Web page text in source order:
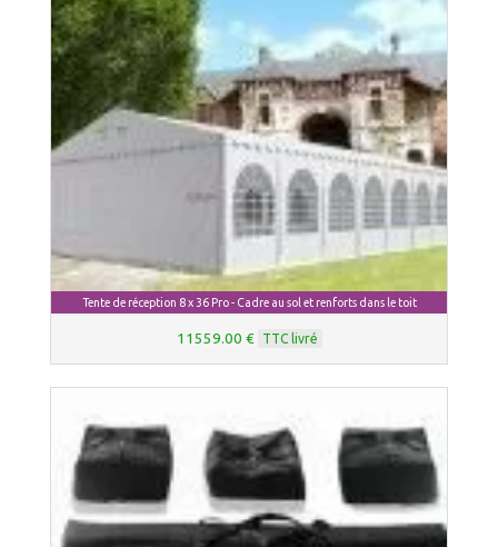
Tente de réception 8 x 36 Pro - Cadre au sol et renforts dans le toit
11559.00 € TTC livré